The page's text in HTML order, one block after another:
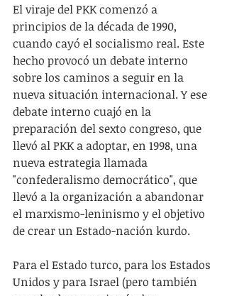
El viraje del PKK comenzó a
principios de la década de 1990,
cuando cayó el socialismo real. Este
hecho provocó un debate interno
sobre los caminos a seguir en la
nueva situación internacional. Y ese
debate interno cuajó en la
preparación del sexto congreso, que
llevó al PKK a adoptar, en 1998, una
nueva estrategia llamada
"confederalismo democrático", que
llevó a la organización a abandonar
el marxismo-leninismo y el objetivo
de crear un Estado-nación kurdo.
Para el Estado turco, para los Estados
Unidos y para Israel (pero también